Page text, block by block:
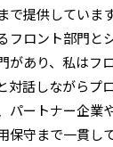
で提供していま
フロント部門と
があり、私はフ
対話しながらプ
パートナー企業
保守まで一貫し